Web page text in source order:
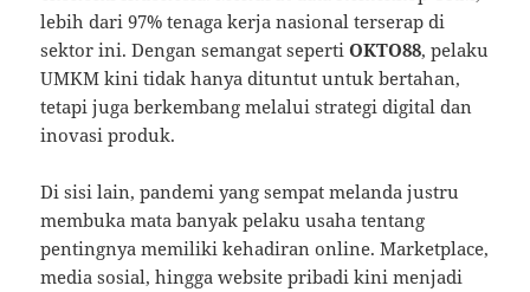
lebih dari 97% tenaga kerja nasional terserap di
sektor ini. Dengan semangat sepertiOKTO88, pelaku
UMKM kini tidak hanya dituntut untuk bertahan,
tetapi juga berkembang melalui strategi digital dan
inovasi produk.
Di sisi lain, pandemi yang sempat melanda justru
membuka mata banyak pelaku usaha tentang
pentingnya memiliki kehadiran online. Marketplace,
media sosial, hingga website pribadi kini menjadi